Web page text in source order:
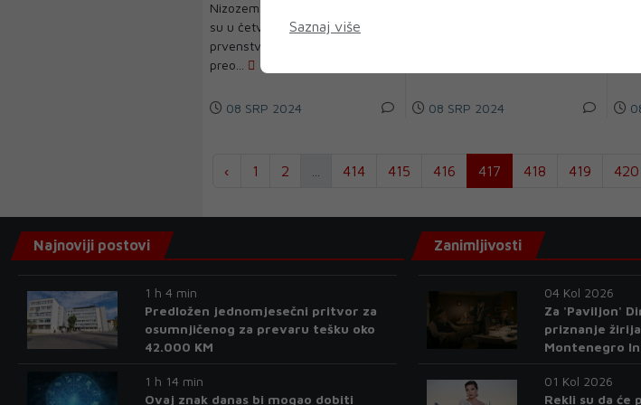
nevjerojatan karakter i
pronalazimo rješenja
Nizozemski nogometaši svladali
su u četvrtfinalu Europskog
prvenstva u Berlinu Tursku
preo...
08 SRP 2024 08 SRP 2024
‹ 1 2 414 415 416 417 418 419 420
Saznaj više
Najnoviji postovi
1 h 4 min
Predložen jednomjesečni pritvor za
osumnjičenog za prevaru tešku oko
42.000 KM
1 h 14 min
Ovaj znak danas bi mogao dobiti
Zanimljivosti
04 Kol 2026
Za 'Paviljon'
priznanje
Montenegro
01 Kol 2026
Rekli su da će